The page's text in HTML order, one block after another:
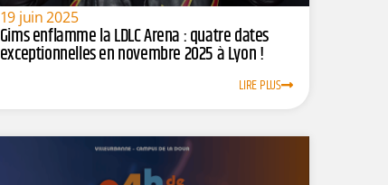
19 juin 2025
Gims enflamme la LDLC Arena : quatre dates
exceptionnelles en novembre 2025 à Lyon !
LIRE PLUS